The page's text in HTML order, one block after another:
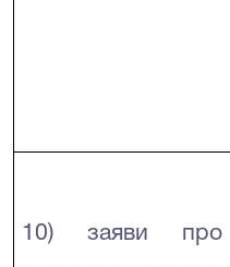
10) заяви про